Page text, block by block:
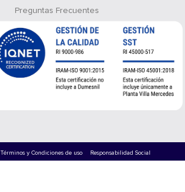
Preguntas Frecuentes
Términos y Condiciones de uso Responsabilidad Social